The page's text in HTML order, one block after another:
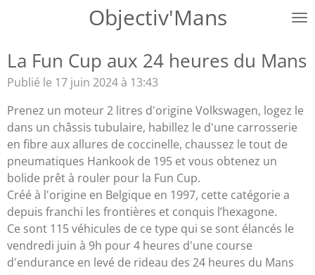
principal
Objectiv'Mans
La Fun Cup aux 24 heures du Mans
Publié le 17 juin 2024 à 13:43
Prenez un moteur 2 litres d'origine Volkswagen, logez le
dans un châssis tubulaire, habillez le d'une carrosserie
en fibre aux allures de coccinelle, chaussez le tout de
pneumatiques Hankook de 195 et vous obtenez un
bolide prêt à rouler pour la Fun Cup.
Créé à l'origine en Belgique en 1997, cette catégorie a
depuis franchi les frontières et conquis l’hexagone.
Ce sont 115 véhicules de ce type qui se sont élancés le
vendredi juin à 9h pour 4 heures d'une course
d'endurance en levé de rideau des 24 heures du Mans